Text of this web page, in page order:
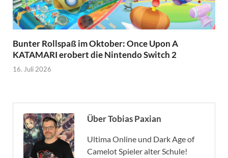
Bunter Rollspaß im Oktober: Once Upon A
KATAMARI erobert die Nintendo Switch 2
16. Juli 2026
Über Tobias Paxian
Ultima Online und Dark Age of
Camelot Spieler alter Schule!